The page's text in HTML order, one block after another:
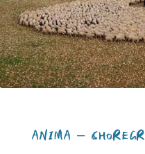
ANIMA –